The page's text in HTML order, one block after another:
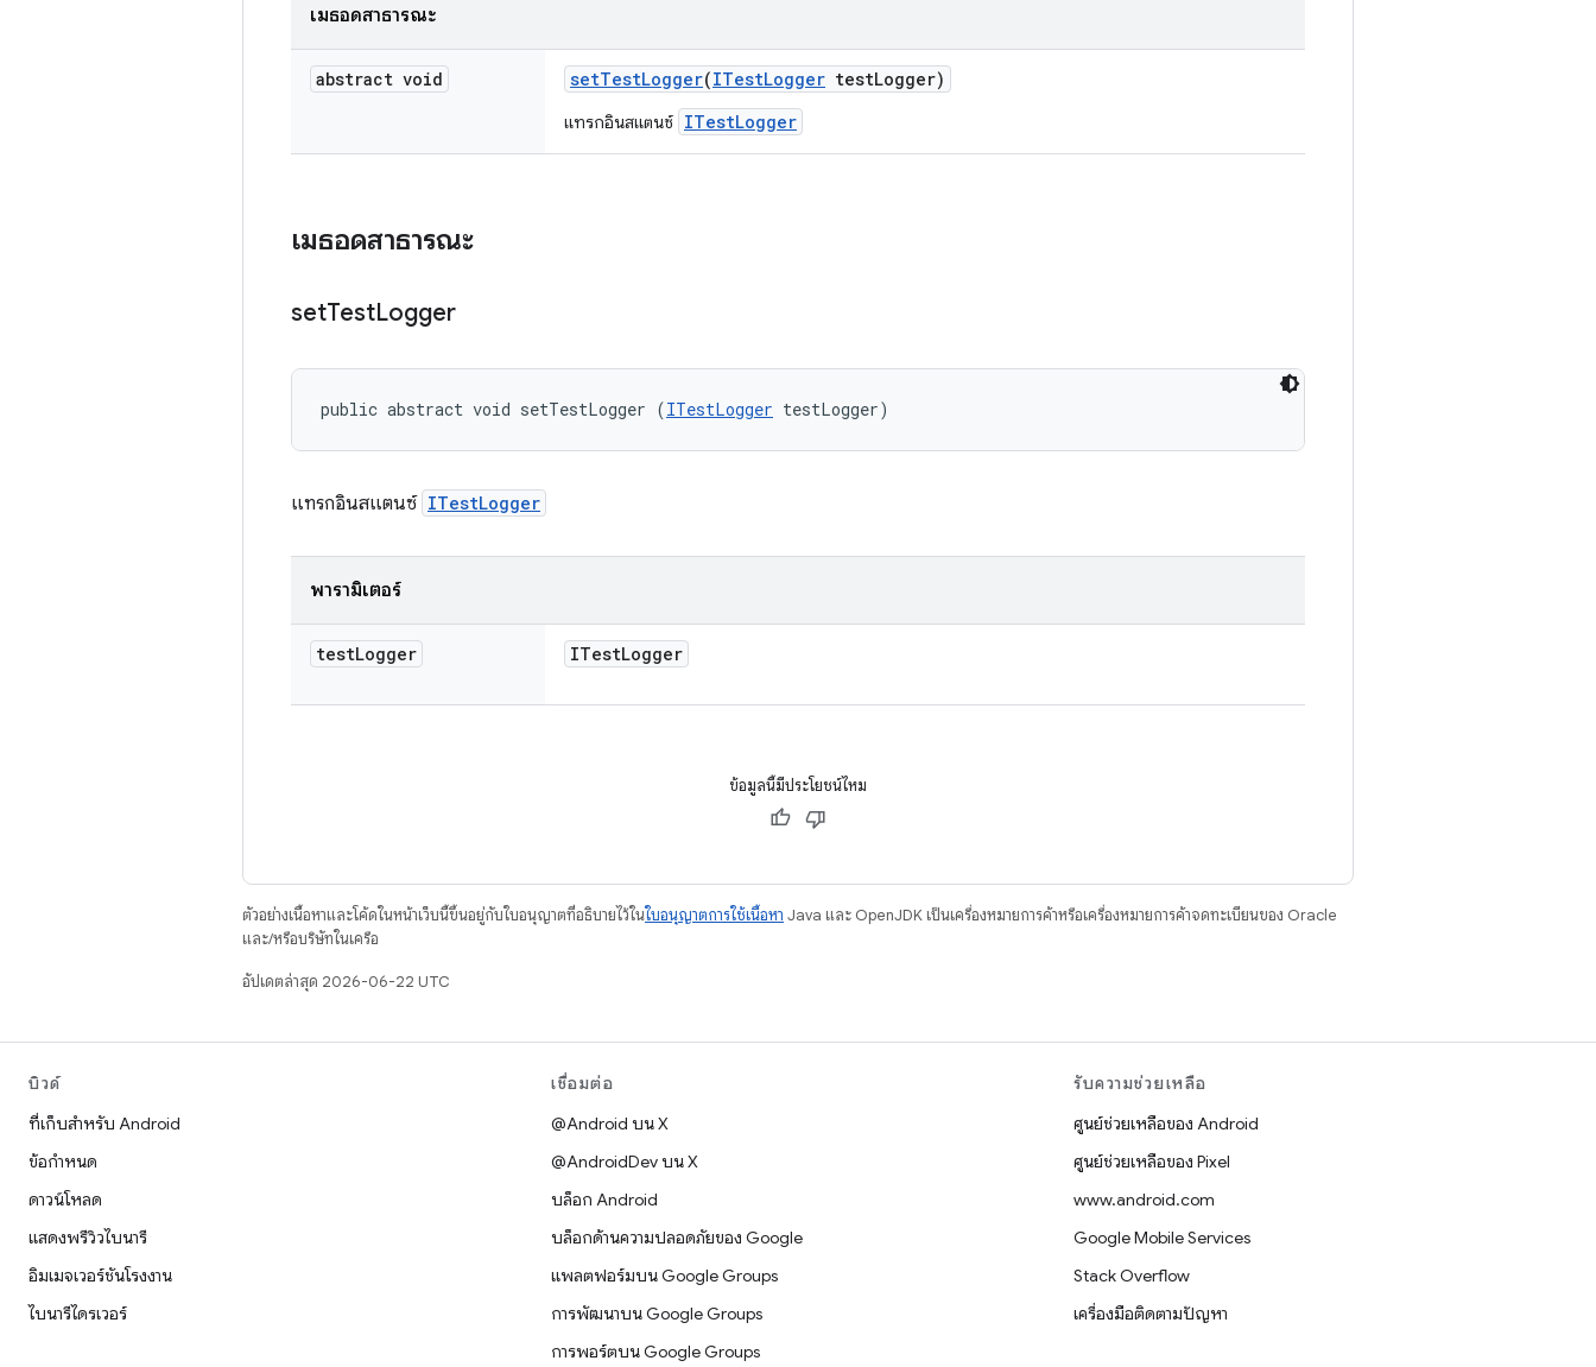
เมธอดสาธารณะ
abstract void setTestLogger(ITestLogger testLogger)
แทรกอินสแตนซ์ ITestLogger
เมธอดสาธารณะ
setTestLogger
public abstract void setTestLogger (ITestLogger testLogger)
แทรกอินสแตนซ์ ITestLogger
พารามิเตอร์
testLogger ITestLogger
ข้อมูลนี้มีประโยชน์ไหม
ตัวอย่างเนื้อหาและโค้ดในหน้าเว็บนี้ขึ้นอยู่กับใบอนุญาตที่อธิบายไว้ในใบอนุญาตการใช้เนื้อหา Java และ OpenJDK เป็นเครื่องหมายการค้าหรือเครื่องหมายการค้าจดทะเบียนของ Oracle
และ/หรือบริษัทในเครือ
อัปเดตล่าสุด 2026-06-22 UTC
บิวด์
ที่เก็บสำหรับ Android
ข้อกำหนด
ดาวน์โหลด
แสดงพรีวิวไบนารี
อิมเมจเวอร์ชันโรงงาน
ไบนารีไดรเวอร์
เชื่อมต่อ
@Android บน X
@AndroidDev บน X
บล็อก Android
บล็อกด้านความปลอดภัยของ Google
แพลตฟอร์มบน Google Groups
การพัฒนาบน Google Groups
การพอร์ตบน Google Groups
รับความช่วยเหลือ
ศูนย์ช่วยเหลือของ Android
ศูนย์ช่วยเหลือของ Pixel
www.android.com
Google Mobile Services
Stack Overflow
เครื่องมือติดตามปัญหา